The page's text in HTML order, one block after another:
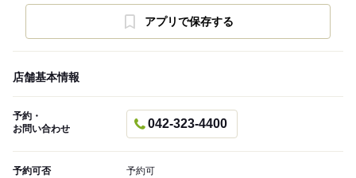
アプリで保存する
店舗基本情報
予約・
お問い合わせ
042-323-4400
予約可否 予約可